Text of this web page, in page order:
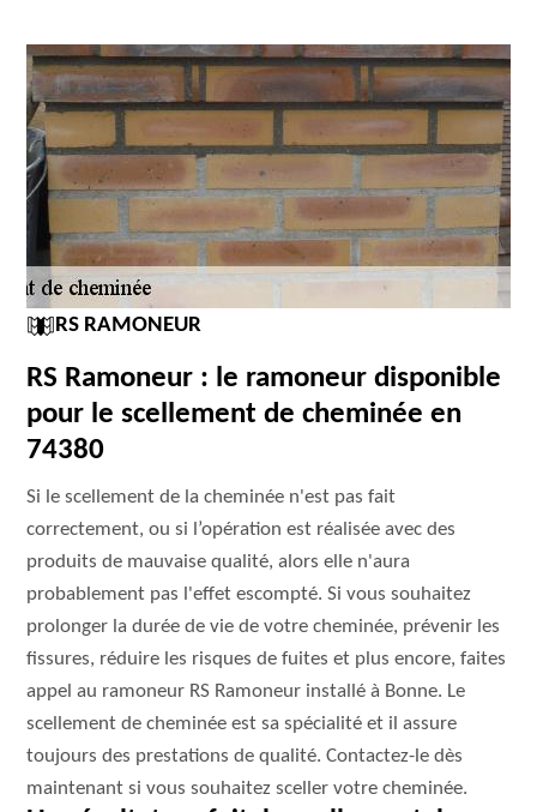
RS RAMONEUR
RS Ramoneur : le ramoneur disponible
pour le scellement de cheminée en
74380
Si le scellement de la cheminée n'est pas fait
correctement, ou si l’opération est réalisée avec des
produits de mauvaise qualité, alors elle n'aura
probablement pas l'effet escompté. Si vous souhaitez
prolonger la durée de vie de votre cheminée, prévenir les
fissures, réduire les risques de fuites et plus encore, faites
appel au ramoneur RS Ramoneur installé à Bonne. Le
scellement de cheminée est sa spécialité et il assure
toujours des prestations de qualité. Contactez-le dès
maintenant si vous souhaitez sceller votre cheminée.